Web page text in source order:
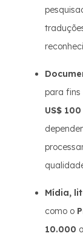
para
US$
Mídia,
como o
10.000